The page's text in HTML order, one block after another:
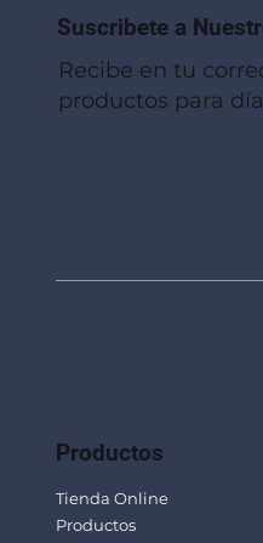
Suscribete a
Recibe en tu
productos para
Productos
Tienda Online
Productos